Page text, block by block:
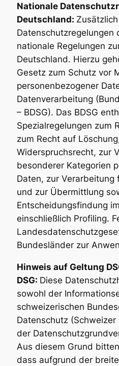
Nationale
Deutschland:
Datenschutzregelungen
nationale Regelungen
Deutschland. Hierzu
Gesetz zum Schutz vor
personenbezogener
Datenverarbeitung
– BDSG). Das BDSG
Spezialregelungen zum
zum Recht auf
Widerspruchsrecht, zur
besonderer Kategorien
Daten, zur Verarbeitung
und zur Übermittlung
Entscheidungsfindung
einschließlich Profiling.
Bundesländer zur
Hinweis auf Geltung
DSG: Diese
sowohl der
schweizerischen
Datenschutz (Schweizer
der
Aus diesem Grund
dass aufgrund der